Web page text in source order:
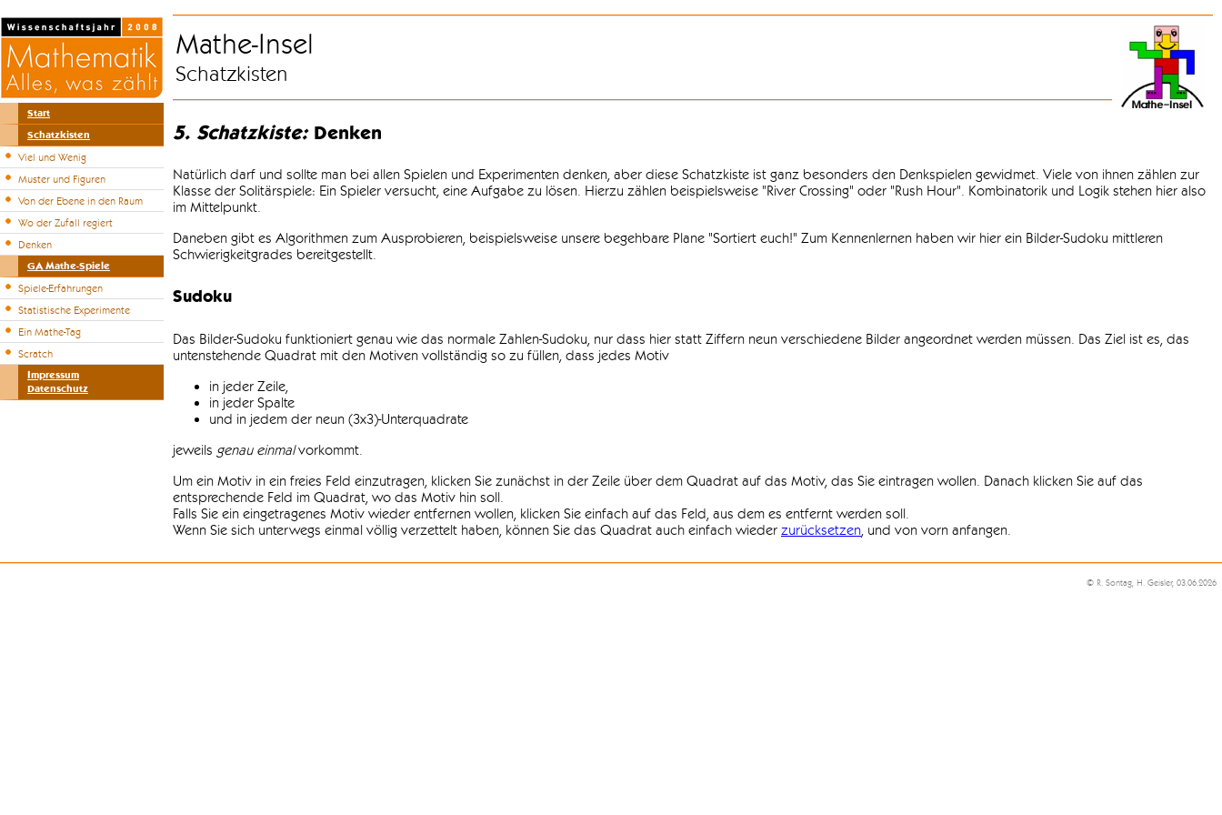
Start
Schatzkisten
Viel und Wenig
Muster und Figuren
Von der Ebene in den Raum
Wo der Zufall regiert
Denken
GA Mathe-Spiele
Spiele-Erfahrungen
Statistische Experimente
Ein Mathe-Tag
Scratch
Impressum
Datenschutz
Mathe-Insel
Schatzkisten
5. Schatzkiste:Denken
Natürlich darf und sollte man bei allen Spielen und Experimenten denken, aber diese Schatzkiste ist ganz besonders den Denkspielen gewidmet. Viele von ihnen zählen zur
Klasse der Solitärspiele: Ein Spieler versucht, eine Aufgabe zu lösen. Hierzu zählen beispielsweise "River Crossing" oder "Rush Hour". Kombinatorik und Logik stehen hier also
im Mittelpunkt.
Daneben gibt es Algorithmen zum Ausprobieren, beispielsweise unsere begehbare Plane "Sortiert euch!" Zum Kennenlernen haben wir hier ein Bilder-Sudoku mittleren
Schwierigkeitgrades bereitgestellt.
Sudoku
Das Bilder-Sudoku funktioniert genau wie das normale Zahlen-Sudoku, nur dass hier statt Ziffern neun verschiedene Bilder angeordnet werden müssen. Das Ziel ist es, das
untenstehende Quadrat mit den Motiven vollständig so zu füllen, dass jedes Motiv
in jeder Zeile,
in jeder Spalte
und in jedem der neun (3x3)-Unterquadrate
jeweils genau einmalvorkommt.
Um ein Motiv in ein freies Feld einzutragen, klicken Sie zunächst in der Zeile über dem Quadrat auf das Motiv, das Sie eintragen wollen. Danach klicken Sie auf das
entsprechende Feld im Quadrat, wo das Motiv hin soll.
Falls Sie ein eingetragenes Motiv wieder entfernen wollen, klicken Sie einfach auf das Feld, aus dem es entfernt werden soll.
Wenn Sie sich unterwegs einmal völlig verzettelt haben, können Sie das Quadrat auch einfach wieder zurücksetzen, und von vorn anfangen.
© R. Sontag, H. Geisler, 03.06.2026